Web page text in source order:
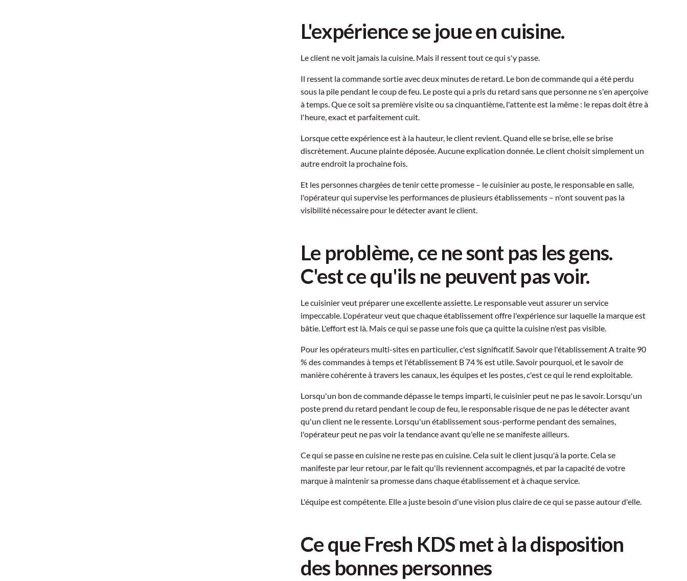
L'expérience se joue en cuisine.
Le client ne voit jamais la cuisine. Mais il ressent tout ce qui s'y passe.
Il ressent la commande sortie avec deux minutes de retard. Le bon de commande qui a été perdu
sous la pile pendant le coup de feu. Le poste qui a pris du retard sans que personne ne s'en aperçoive
à temps. Que ce soit sa première visite ou sa cinquantième, l'attente est la même : le repas doit être à
l'heure, exact et parfaitement cuit.
Lorsque cette expérience est à la hauteur, le client revient. Quand elle se brise, elle se brise
discrètement. Aucune plainte déposée. Aucune explication donnée. Le client choisit simplement un
autre endroit la prochaine fois.
Et les personnes chargées de tenir cette promesse – le cuisinier au poste, le responsable en salle,
l'opérateur qui supervise les performances de plusieurs établissements – n'ont souvent pas la
visibilité nécessaire pour le détecter avant le client.
Le problème, ce ne sont pas les gens.
C'est ce qu'ils ne peuvent pas voir.
Le cuisinier veut préparer une excellente assiette. Le responsable veut assurer un service
impeccable. L'opérateur veut que chaque établissement offre l'expérience sur laquelle la marque est
bâtie. L'effort est là. Mais ce qui se passe une fois que ça quitte la cuisine n'est pas visible.
Pour les opérateurs multi-sites en particulier, c'est significatif. Savoir que l'établissement A traite 90
% des commandes à temps et l'établissement B 74 % est utile. Savoir pourquoi, et le savoir de
manière cohérente à travers les canaux, les équipes et les postes, c'est ce qui le rend exploitable.
Lorsqu'un bon de commande dépasse le temps imparti, le cuisinier peut ne pas le savoir. Lorsqu'un
poste prend du retard pendant le coup de feu, le responsable risque de ne pas le détecter avant
qu'un client ne le ressente. Lorsqu'un établissement sous-performe pendant des semaines,
l'opérateur peut ne pas voir la tendance avant qu'elle ne se manifeste ailleurs.
Ce qui se passe en cuisine ne reste pas en cuisine. Cela suit le client jusqu'à la porte. Cela se
manifeste par leur retour, par le fait qu'ils reviennent accompagnés, et par la capacité de votre
marque à maintenir sa promesse dans chaque établissement et à chaque service.
L'équipe est compétente. Elle a juste besoin d'une vision plus claire de ce qui se passe autour d'elle.
Ce que Fresh KDS met à la disposition
des bonnes personnes